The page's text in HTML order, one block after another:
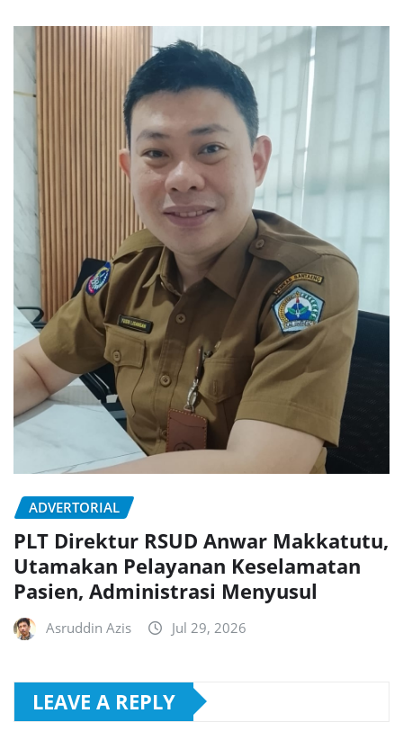
ADVERTORIAL
PLT Direktur RSUD Anwar Makkatutu,
Utamakan Pelayanan Keselamatan
Pasien, Administrasi Menyusul
Asruddin Azis Jul 29, 2026
LEAVE A REPLY